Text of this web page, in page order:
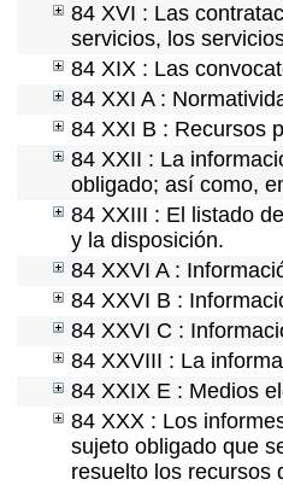
84 XVI : Las
servicios, los
84 XIX : Las
84 XXI A :
84 XXI B : Recursos
84 XXII : La
obligado; así como,
84 XXIII : El listado
y la disposición.
84 XXVI A :
84 XXVI B :
84 XXVI C :
84 XXVIII : La
84 XXIX E : Medios
84 XXX : Los
sujeto obligado que
resuelto los recursos